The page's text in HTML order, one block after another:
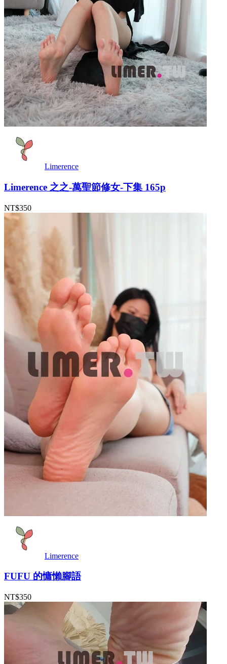
Limerence
Limerence 之之-萬聖節修女-下集 165p
NT$350
Limerence
FUFU 的慵懶腳語
NT$350